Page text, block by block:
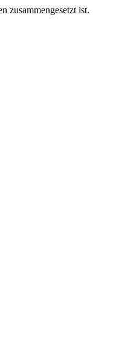
zusammengesetzt ist.